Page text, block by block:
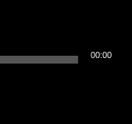
00:00